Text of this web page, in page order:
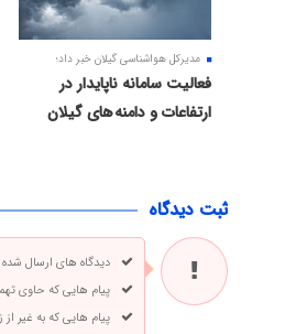
مدیرکل هواشناسی گیلان خبر داد؛
فعالیت سامانه ناپایدار در
ارتفاعات و دامنه های گیلان
ثبت دیدگاه
دیدگاه های ارسال
پیام هایی که حاوی
پیام هایی که به غیر